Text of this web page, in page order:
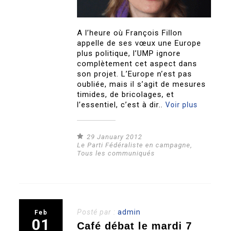
A l’heure où François Fillon
appelle de ses vœux une Europe
plus politique, l’UMP ignore
complètement cet aspect dans
son projet. L’Europe n’est pas
oubliée, mais il s’agit de mesures
timides, de bricolages, et
l’essentiel, c’est à dir..Voir plus
29 January 2012
Le Parti Fédéraliste en campagne,
Tous les communiqués
Feb
01
Posté par :admin
Café débat le mardi 7